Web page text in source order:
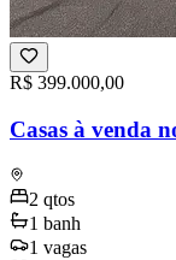
R$ 399.000,00
Casas à venda
2 qtos
1 banh
1 vagas